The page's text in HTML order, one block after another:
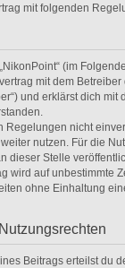
mit folgenden
(im
mit dem Betreiber
und erklärst dich mit
Regelungen nicht
nutzen. Für die
dieser Stelle
wird auf unbestimmte
ohne Einhaltung
Beitrags erteilst du